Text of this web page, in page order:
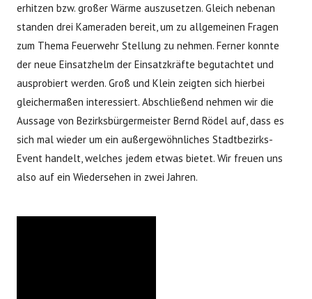
erhitzen bzw. großer Wärme auszusetzen. Gleich nebenan
standen drei Kameraden bereit, um zu allgemeinen Fragen
zum Thema Feuerwehr Stellung zu nehmen. Ferner konnte
der neue Einsatzhelm der Einsatzkräfte begutachtet und
ausprobiert werden. Groß und Klein zeigten sich hierbei
gleichermaßen interessiert. Abschließend nehmen wir die
Aussage von Bezirksbürgermeister Bernd Rödel auf, dass es
sich mal wieder um ein außergewöhnliches Stadtbezirks-
Event handelt, welches jedem etwas bietet. Wir freuen uns
also auf ein Wiedersehen in zwei Jahren.